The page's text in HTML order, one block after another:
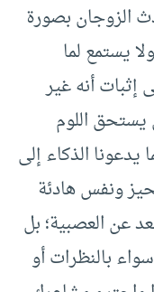
الزوجان بصورة
يستمع لما
إثبات أنه غير
اللوم
يدعونا الذكاء إلى
ونفس هادئة
عن العصبية؛ بل
بالنظرات أو